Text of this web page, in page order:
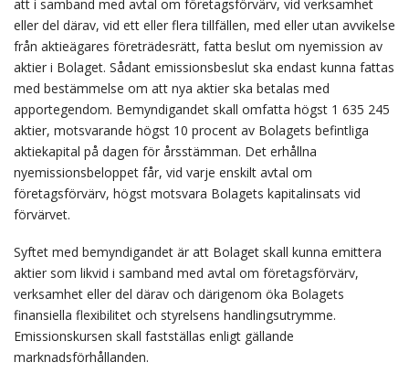
att i samband med avtal om företagsförvärv, vid verksamhet
eller del därav, vid ett eller flera tillfällen, med eller utan avvikelse
från aktieägares företrädesrätt, fatta beslut om nyemission av
aktier i Bolaget. Sådant emissionsbeslut ska endast kunna fattas
med bestämmelse om att nya aktier ska betalas med
apportegendom. Bemyndigandet skall omfatta högst 1 635 245
aktier, motsvarande högst 10 procent av Bolagets befintliga
aktiekapital på dagen för årsstämman. Det erhållna
nyemissionsbeloppet får, vid varje enskilt avtal om
företagsförvärv, högst motsvara Bolagets kapitalinsats vid
förvärvet.
Syftet med bemyndigandet är att Bolaget skall kunna emittera
aktier som likvid i samband med avtal om företagsförvärv,
verksamhet eller del därav och därigenom öka Bolagets
finansiella flexibilitet och styrelsens handlingsutrymme.
Emissionskursen skall fastställas enligt gällande
marknadsförhållanden.